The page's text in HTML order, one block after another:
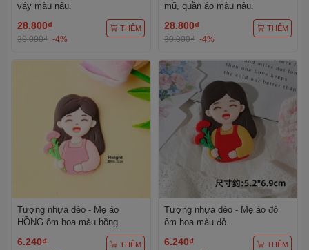
váy màu nâu.
28.800₫
30.000₫ -4%
THÊM
mũ, quần áo màu nâu.
28.800₫
30.000₫ -4%
THÊM
Tượng nhựa dẻo - Mẹ áo
HỒNG ôm hoa màu hồng.
6.240₫ THÊM
Tượng nhựa dẻo - Mẹ áo đỏ
ôm hoa màu đỏ.
6.240₫ THÊM